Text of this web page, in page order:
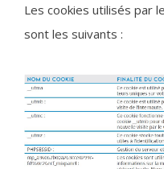
Les cookies utilisés par
sont les suivants :